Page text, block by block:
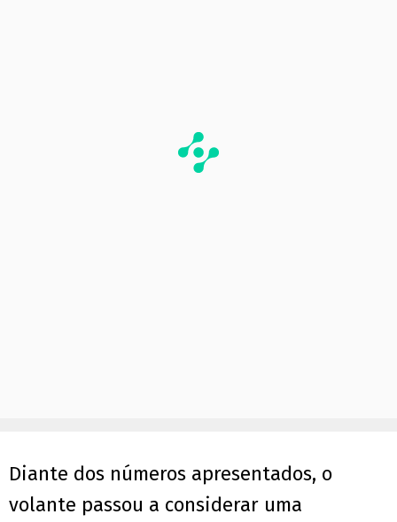
Diante dos números apresentados, o
volante passou a considerar uma